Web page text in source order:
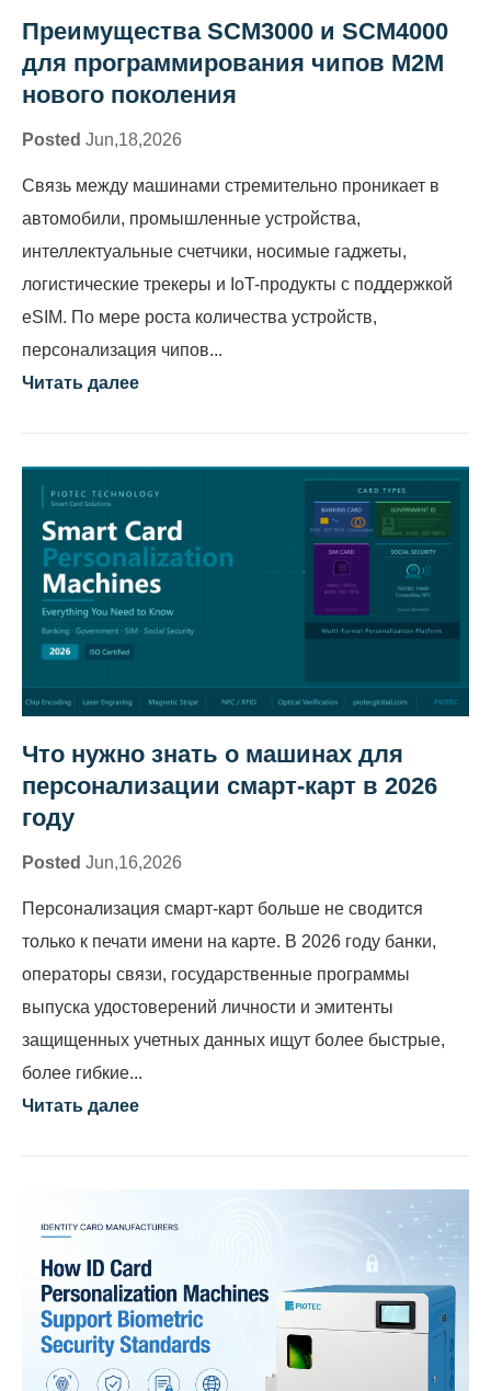
Преимущества SCM3000 и SCM4000
для программирования чипов M2M
нового поколения
Posted Jun,18,2026
Связь между машинами стремительно проникает в
автомобили, промышленные устройства,
интеллектуальные счетчики, носимые гаджеты,
логистические трекеры и IoT-продукты с поддержкой
eSIM. По мере роста количества устройств,
персонализация чипов...
Читать далее
Что нужно знать о машинах для
персонализации смарт-карт в 2026
году
Posted Jun,16,2026
Персонализация смарт-карт больше не сводится
только к печати имени на карте. В 2026 году банки,
операторы связи, государственные программы
выпуска удостоверений личности и эмитенты
защищенных учетных данных ищут более быстрые,
более гибкие...
Читать далее